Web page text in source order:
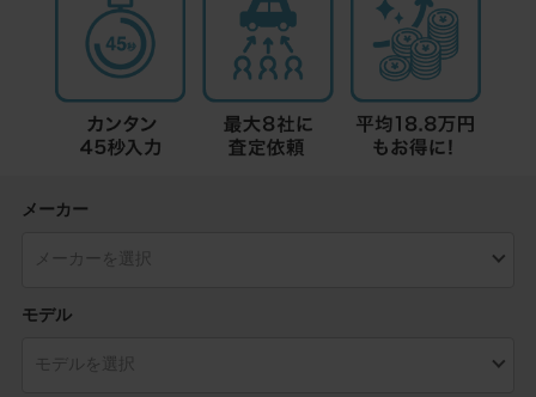
メーカー
モデル